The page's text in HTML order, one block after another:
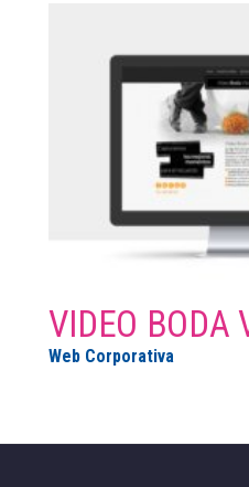
VIDEO BODA
Web Corporativa